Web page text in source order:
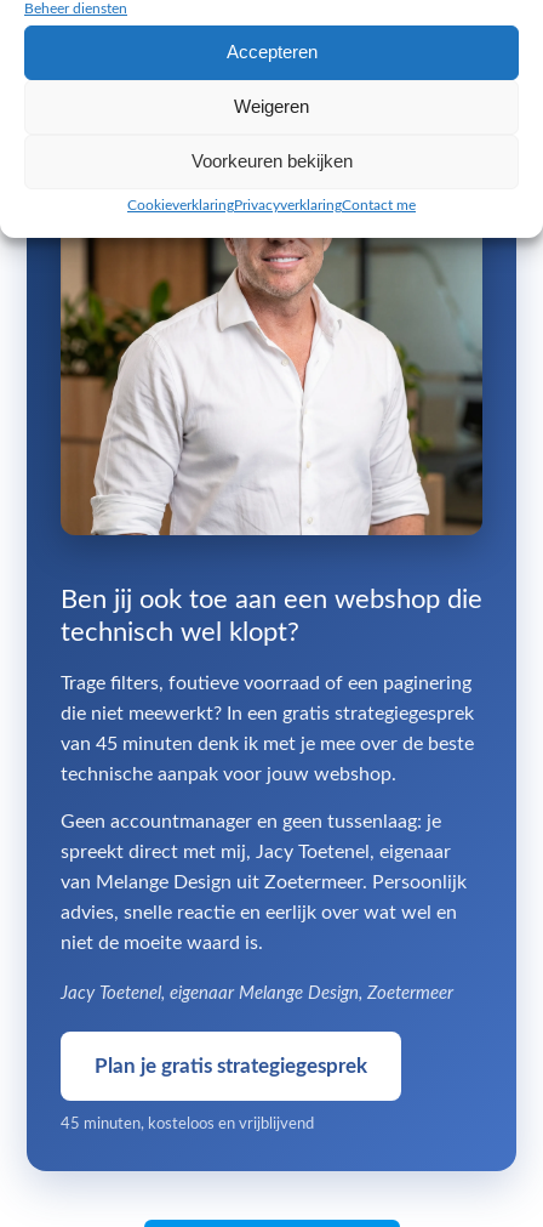
Beheer diensten
Accepteren
Weigeren
Voorkeuren bekijken
CookieverklaringPrivacyverklaringContact me
Bekijk de webshop opwww.thehorsestore.nl
Ben jij ook toe aan een webshop die
technisch wel klopt?
Trage filters, foutieve voorraad of een paginering
die niet meewerkt? In een gratis strategiegesprek
van 45 minuten denk ik met je mee over de beste
technische aanpak voor jouw webshop.
Geen accountmanager en geen tussenlaag: je
spreekt direct met mij, Jacy Toetenel, eigenaar
van Melange Design uit Zoetermeer. Persoonlijk
advies, snelle reactie en eerlijk over wat wel en
niet de moeite waard is.
Jacy Toetenel, eigenaar Melange Design, Zoetermeer
Plan je gratis strategiegesprek
45 minuten, kosteloos en vrijblijvend